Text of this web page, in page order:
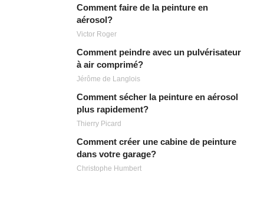
Comment faire de la peinture en
aérosol?
Victor Roger
Comment peindre avec un pulvérisateur
à air comprimé?
Jérôme de Langlois
Comment sécher la peinture en aérosol
plus rapidement?
Thierry Picard
Comment créer une cabine de peinture
dans votre garage?
Christophe Humbert